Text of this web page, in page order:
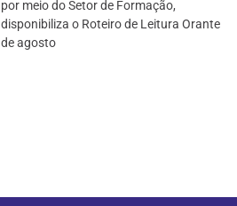
por meio do Setor de Formação,
disponibiliza o Roteiro de Leitura Orante
de agosto